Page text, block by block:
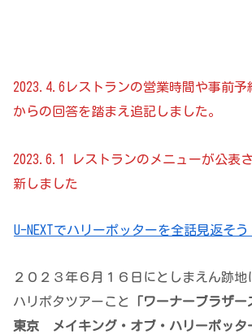
2023.4.6レストランの営業時間や事前予
からの回答を踏まえ追記しました。
2023.6.1 レストランのメニューが公表
新しました
U-NEXTでハリーポッターを全話見返そう
２０２３年６月１６日にとしまえん跡地
ハリポタツアーこと
「ワーナーブラザ
東京 メイキング・オブ・ハリーポッタ